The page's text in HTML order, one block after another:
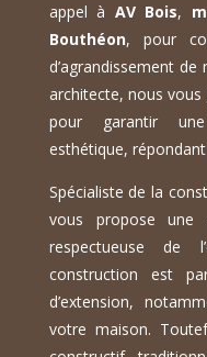
appel à AV Bois,
Bouthéon, pour
d’agrandissement
architecte, nous
pour garantir
esthétique,
Spécialiste de la
vous propose une
respectueuse de
construction est
d’extension,
votre maison.